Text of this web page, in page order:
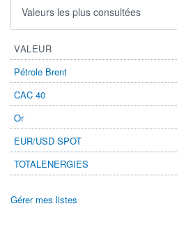
Valeurs les plus consultées
VALEUR
Pétrole Brent
CAC 40
Or
EUR/USD SPOT
TOTALENERGIES
Gérer mes listes